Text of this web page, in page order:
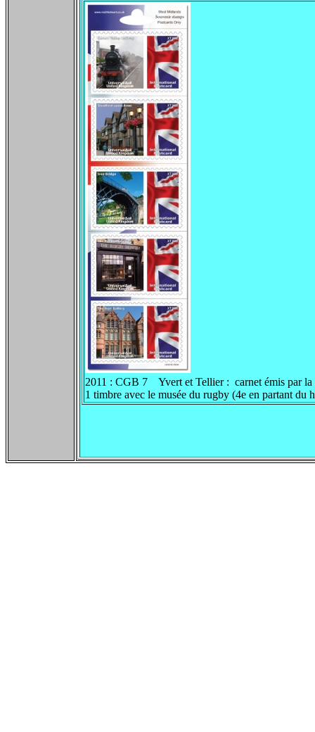
2011 : CGB 7 Yvert et Tellier : carnet émis par la
1 timbre avec le musée du rugby (4e en partant du